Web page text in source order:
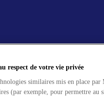
respect de votre vie privée
similaires mis en place
(par exemple, pour permettre au